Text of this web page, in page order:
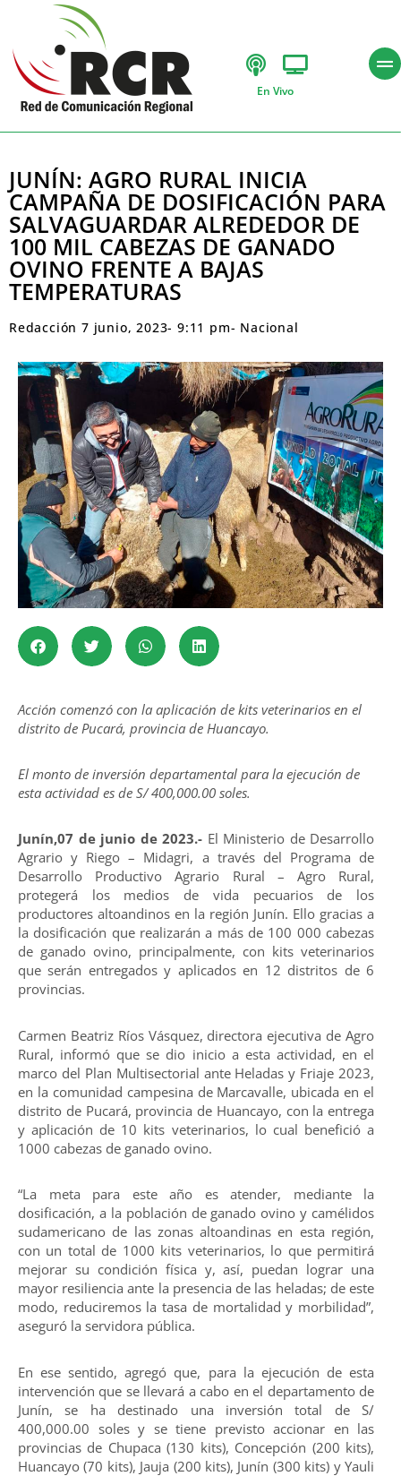
En Vivo
JUNÍN: AGRO RURAL INICIA
CAMPAÑA DE DOSIFICACIÓN PARA
SALVAGUARDAR ALREDEDOR DE
100 MIL CABEZAS DE GANADO
OVINO FRENTE A BAJAS
TEMPERATURAS
Redacción 7 junio, 2023- 9:11 pm- Nacional
Acción comenzó con la aplicación de kits veterinarios en el
distrito de Pucará, provincia de Huancayo.
El monto de inversión departamental para la ejecución de
esta actividad es de S/ 400,000.00 soles.
Junín,07 de junio de 2023.- El Ministerio de Desarrollo
Agrario y Riego – Midagri, a través del Programa de
Desarrollo Productivo Agrario Rural – Agro Rural,
protegerá los medios de vida pecuarios de los
productores altoandinos en la región Junín. Ello gracias a
la dosificación que realizarán a más de 100 000 cabezas
de ganado ovino, principalmente, con kits veterinarios
que serán entregados y aplicados en 12 distritos de 6
provincias.
Carmen Beatriz Ríos Vásquez, directora ejecutiva de Agro
Rural, informó que se dio inicio a esta actividad, en el
marco del Plan Multisectorial ante Heladas y Friaje 2023,
en la comunidad campesina de Marcavalle, ubicada en el
distrito de Pucará, provincia de Huancayo, con la entrega
y aplicación de 10 kits veterinarios, lo cual benefició a
1000 cabezas de ganado ovino.
“La meta para este año es atender, mediante la
dosificación, a la población de ganado ovino y camélidos
sudamericano de las zonas altoandinas en esta región,
con un total de 1000 kits veterinarios, lo que permitirá
mejorar su condición física y, así, puedan lograr una
mayor resiliencia ante la presencia de las heladas; de este
modo, reduciremos la tasa de mortalidad y morbilidad”,
aseguró la servidora pública.
En ese sentido, agregó que, para la ejecución de esta
intervención que se llevará a cabo en el departamento de
Junín, se ha destinado una inversión total de S/
400,000.00 soles y se tiene previsto accionar en las
provincias de Chupaca (130 kits), Concepción (200 kits),
Huancayo (70 kits), Jauja (200 kits), Junín (300 kits) y Yauli